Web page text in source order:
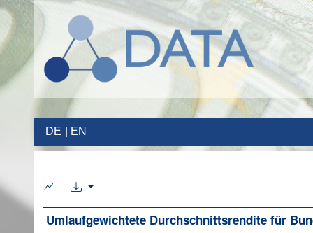
DE EN
Umlaufgewichtete Durchschnittsrendite für